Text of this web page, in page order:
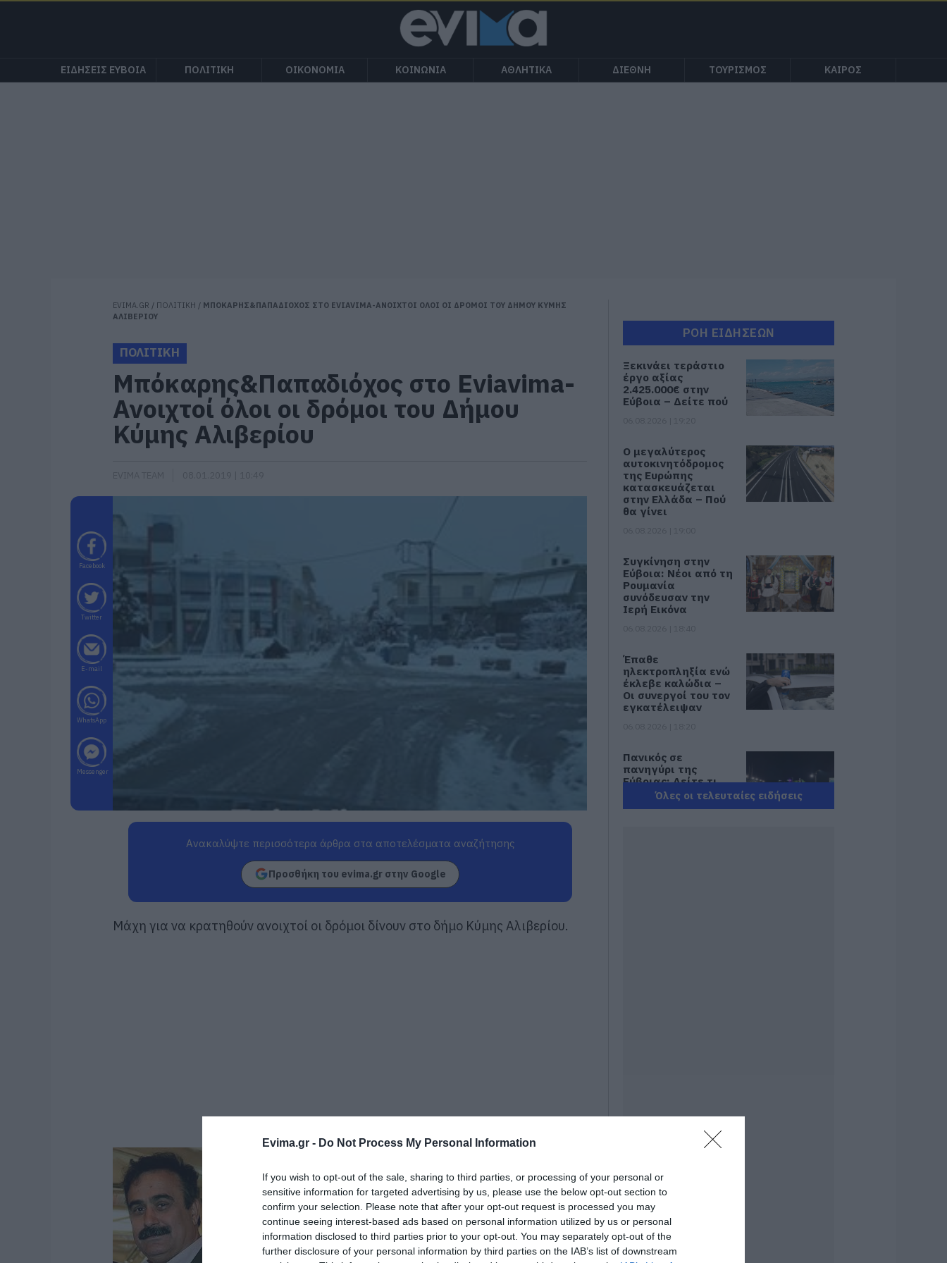
Evima.gr - Do Not Process My Personal Information
If you wish to opt-out of the sale, sharing to third parties, or processing of your personal or
sensitive information for targeted advertising by us, please use the below opt-out section to
confirm your selection. Please note that after your opt-out request is processed you may
continue seeing interest-based ads based on personal information utilized by us or personal
information disclosed to third parties prior to your opt-out. You may separately opt-out of the
further disclosure of your personal information by third parties on the IAB’s list of downstream
ΕΙΔΗΣΕΙΣ ΕΥΒΟΙΑ ΠΟΛΙΤΙΚΗ ΟΙΚΟΝΟΜΙΑ ΚΟΙΝΩΝΙΑ ΑΘΛΗΤΙΚΑ ΔΙΕΘΝΗ ΤΟΥΡΙΣΜΟΣ ΚΑΙΡΟΣ
EVIMA.GR / ΠΟΛΙΤΙΚΗ / ΜΠΟΚΑΡΗΣ&ΠΑΠΑΔΙΟΧΟΣ ΣΤΟ EVIAVIMA-ΑΝΟΙΧΤΟΙ ΟΛΟΙ ΟΙ ΔΡΟΜΟΙ ΤΟΥ ΔΗΜΟΥ ΚΥΜΗΣ
ΑΛΙΒΕΡΙΟΥ
ΠΟΛΙΤΙΚΗ
Μπόκαρης&Παπαδιόχος στο Eviavima-
Ανοιχτοί όλοι οι δρόμοι του Δήμου
Κύμης Αλιβερίου
Facebook
Twitter
E-mail
WhatsApp
Messenger
Ανακαλύψτε περισσότερα άρθρα στα αποτελέσματα αναζήτησης
Προσθήκη του evima.gr στην Google
Μάχη για να κρατηθούν ανοιχτοί οι δρόμοι δίνουν στο δήμο Κύμης Αλιβερίου.
ΡΟΗ ΕΙΔΗΣΕΩΝ
Ξεκινάει τεράστιο
έργο αξίας
2.425.000€ στην
Εύβοια – Δείτε πού
Ο μεγαλύτερος
αυτοκινητόδρομος
της Ευρώπης
κατασκευάζεται
στην Ελλάδα – Πού
θα γίνει
Συγκίνηση στην
Εύβοια: Νέοι από τη
Ρουμανία
συνόδευσαν την
Ιερή Εικόνα
Έπαθε
ηλεκτροπληξία ενώ
έκλεβε καλώδια –
Οι συνεργοί του τον
εγκατέλειψαν
Πανικός σε
πανηγύρι της
Εύβοιας: Δείτε τι
έγινε χθες το βράδυ
06.08.2026 | 18:00
06.08.2026 | 17:00
δασκάλων στην
Εύβοια – Το θέμα
πάει στην βουλή
06.08.2026 | 16:45
Έρχεται ισχυρό
κύμα ζέστης: Πότε η
Όλες οι τελευταίες ειδήσεις